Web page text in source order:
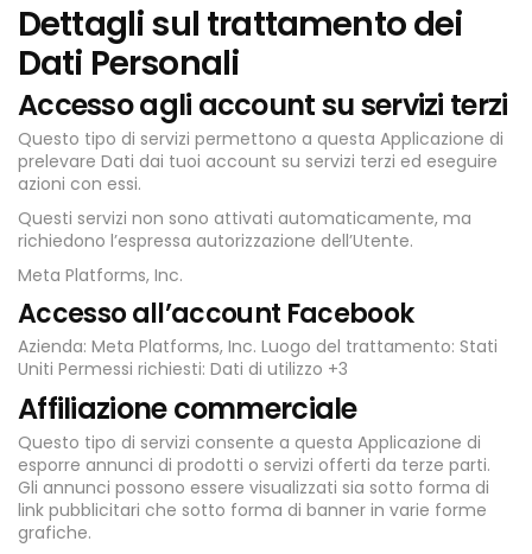
Dettagli sul trattamento dei
Dati Personali
Accesso agli account su servizi terzi
Questo tipo di servizi permettono a questa Applicazione di
prelevare Dati dai tuoi account su servizi terzi ed eseguire
azioni con essi.
Questi servizi non sono attivati automaticamente, ma
richiedono l’espressa autorizzazione dell’Utente.
Meta Platforms, Inc.
Accesso all’account Facebook
Azienda: Meta Platforms, Inc. Luogo del trattamento: Stati
Uniti Permessi richiesti: Dati di utilizzo +3
Affiliazione commerciale
Questo tipo di servizi consente a questa Applicazione di
esporre annunci di prodotti o servizi offerti da terze parti.
Gli annunci possono essere visualizzati sia sotto forma di
link pubblicitari che sotto forma di banner in varie forme
grafiche.